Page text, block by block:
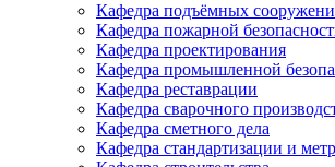
Кафедра подъёмных
Кафедра пожарной
Кафедра проектирования
Кафедра промышленной
Кафедра реставрации
Кафедра сварочного
Кафедра сметного дела
Кафедра стандартизации и